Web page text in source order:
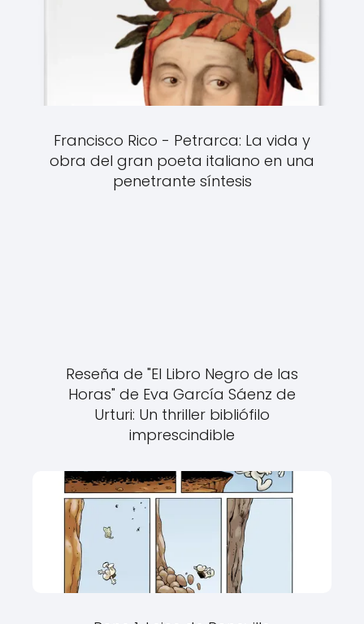
Francisco Rico - Petrarca: La vida y
obra del gran poeta italiano en una
penetrante síntesis
Reseña de "El Libro Negro de las
Horas" de Eva García Sáenz de
Urturi: Un thriller bibliófilo
imprescindible